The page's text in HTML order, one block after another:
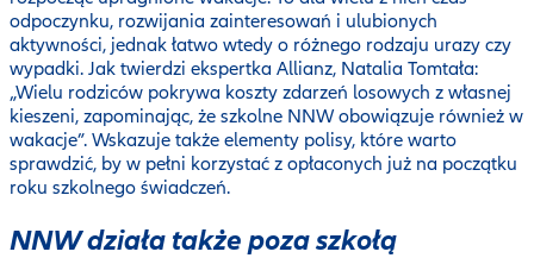
odpoczynku, rozwijania zainteresowań i ulubionych
aktywności, jednak łatwo wtedy o różnego rodzaju urazy czy
wypadki. Jak twierdzi ekspertka Allianz, Natalia Tomtała:
„Wielu rodziców pokrywa koszty zdarzeń losowych z własnej
kieszeni, zapominając, że szkolne NNW obowiązuje również w
wakacje”. Wskazuje także elementy polisy, które warto
sprawdzić, by w pełni korzystać z opłaconych już na początku
roku szkolnego świadczeń.
NNW działa także poza szkołą